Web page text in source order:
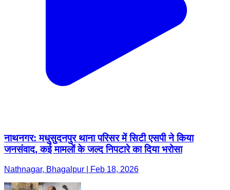
नाथनगर: मधुसुदनपुर थाना परिसर में सिटी एसपी ने किया
जनसंवाद, कई मामलों के जल्द निपटारे का दिया भरोसा
Nathnagar, Bhagalpur | Feb 18, 2026